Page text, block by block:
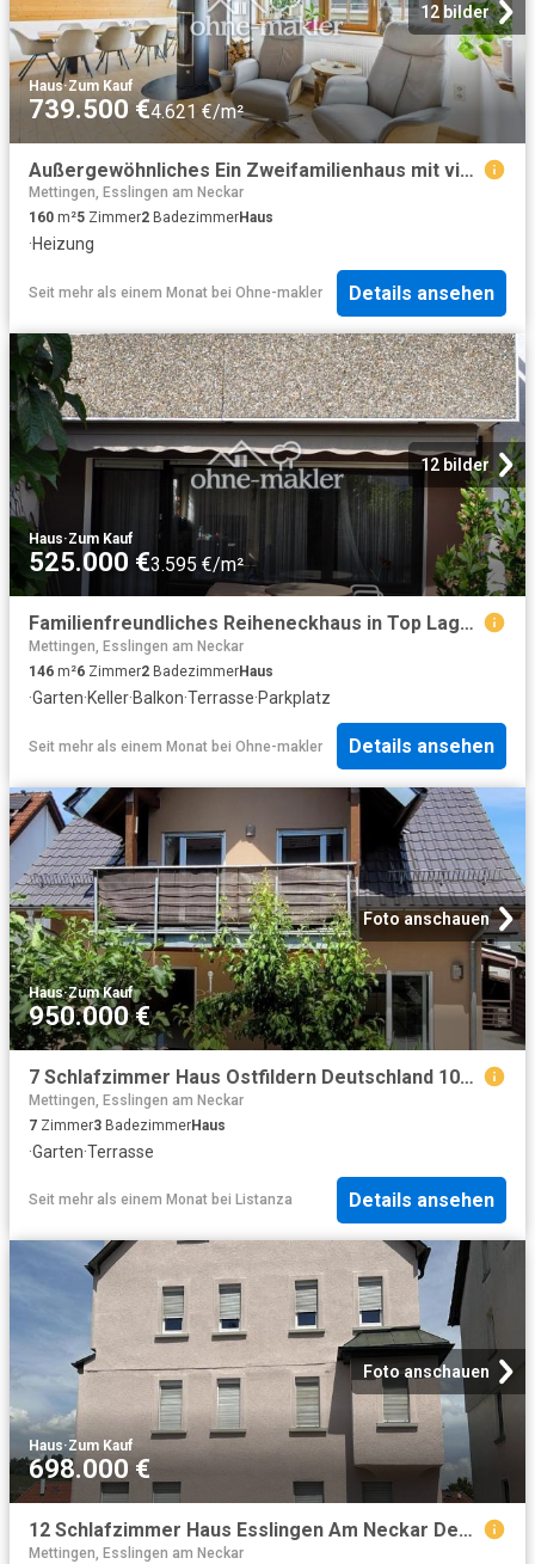
12 bilder
Haus·Zum Kauf
739.500 €4.621 €/m²
Außergewöhnliches Ein Zweifamilienhaus mit viel Platz für Ihre Familie in Nellingen
Mettingen, Esslingen am Neckar
160 m²5 Zimmer2 BadezimmerHaus
·Heizung
Seit mehr als einem Monat bei Ohne-makler Details ansehen
12 bilder
Haus·Zum Kauf
525.000 €3.595 €/m²
Familienfreundliches Reiheneckhaus in Top Lage in Ostfildern Ruit
Mettingen, Esslingen am Neckar
146 m²6 Zimmer2 BadezimmerHaus
·Garten·Keller·Balkon·Terrasse·Parkplatz
Seit mehr als einem Monat bei Ohne-makler Details ansehen
Foto anschauen
Haus·Zum Kauf
950.000 €
7 Schlafzimmer Haus Ostfildern Deutschland 103180937
Mettingen, Esslingen am Neckar
7 Zimmer3 BadezimmerHaus
·Garten·Terrasse
Seit mehr als einem Monat bei Listanza Details ansehen
Foto anschauen
Haus·Zum Kauf
698.000 €
12 Schlafzimmer Haus Esslingen Am Neckar Deutschland 104000529
Mettingen, Esslingen am Neckar